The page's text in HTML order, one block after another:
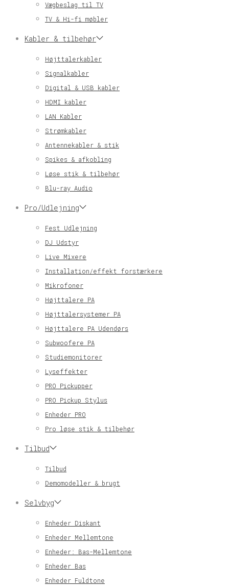
Vægbeslag til TV
TV & Hi-fi møbler
Kabler & tilbehør
Højttalerkabler
Signalkabler
Digital & USB kabler
HDMI kabler
LAN Kabler
Strømkabler
Antennekabler & stik
Spikes & afkobling
Løse stik & tilbehør
Blu-ray Audio
Pro/Udlejning
Fest Udlejning
DJ Udstyr
Live Mixere
Installation/effekt forstærkere
Mikrofoner
Højttalere PA
Højttalersystemer PA
Højttalere PA Udendørs
Subwoofere PA
Studiemonitorer
Lyseffekter
PRO Pickupper
PRO Pickup Stylus
Enheder PRO
Pro løse stik & tilbehør
Tilbud
Tilbud
Demomodeller & brugt
Selvbyg
Enheder Diskant
Enheder Mellemtone
Enheder: Bas-Mellemtone
Enheder Bas
Enheder Fuldtone